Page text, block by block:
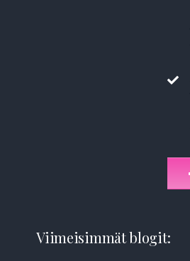
Viimeisimmät blogit: